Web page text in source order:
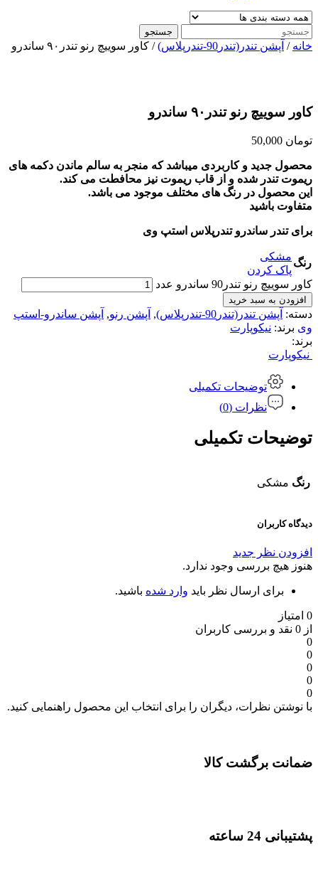
جستجو
خانه / آپشن تندر(تندر90-تندرپلاس) / کاور سوییچ رنو تندر۹۰ ساندرو
کاور سوییچ رنو تندر۹۰ ساندرو
تومان
محصول جدید و کاربردی میباشد که منجر به سالم ماندن دکمه های
ریموت تندر شده و از قاب ریموت نیز محافطت می کند.
این محصول در رنگ های مختلف موجود می باشد.
متفاوت باشید
برای تندر ساندرو تندرپلاس استپ وی
رنگ
مشکی
پاک کردن
کاور سوییچ رنو تندر90 ساندرو عدد
افزودن به سبد خرید
دسته: آپشن تندر(تندر90-تندرپلاس) , آپشن رنو, آپشن ساندرو-استپ
وی برند: نیکوپارت
برند:
نیکوپارت
توضیحات تکمیلی
نظرات (0)
توضیحات تکمیلی
رنگ مشکی
دیدگاه کاربران
افزودن نظر جدید
هنوز هیچ بررسی وجود ندارد.
برای ارسال نظر باید وارد شده باشید.
0 امتیاز
از 0 نقد و بررسی کاربران
0
0
0
0
0
با نوشتن نظرات، دیگران را برای انتخاب این محصول راهنمایی کنید.
ضمانت برگشت کالا
پشتیبانی 24 ساعته